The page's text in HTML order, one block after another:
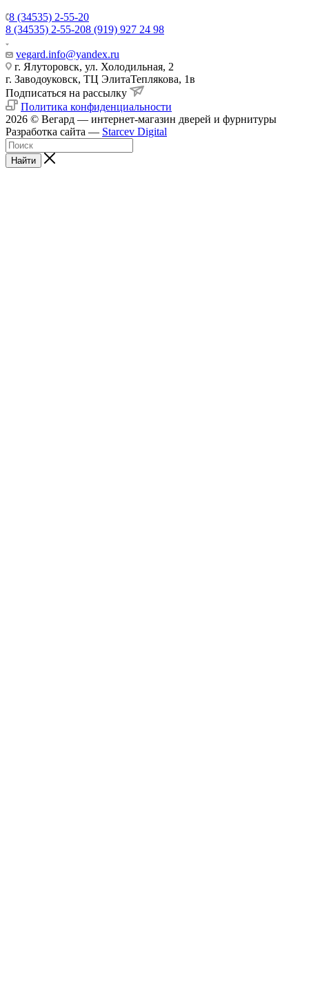
8 (34535) 2-55-20
8 (34535) 2-55-208 (919) 927 24 98
vegard.info@yandex.ru
г. Ялуторовск, ул. Холодильная, 2
г. Заводоуковск, ​ТЦ Элита​Теплякова, 1в
Подписаться на рассылку
Политика конфиденциальности
2026 © Вегард — интернет-магазин дверей и фурнитуры
Разработка сайта — Starcev Digital
Найти